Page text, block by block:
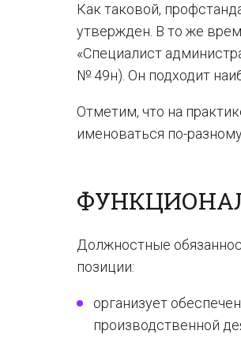
Как таковой,
утвержден. В то же
«Специалист
№ 49н). Он подходит
Отметим, что на
именоваться по-
Должностные
позиции:
организует
производственной